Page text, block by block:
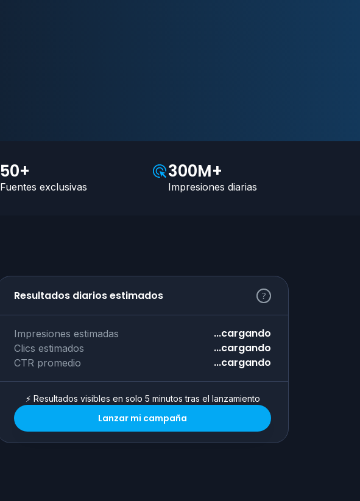
50+
Fuentes exclusivas
300M+
Impresiones diarias
Resultados diarios estimados
Impresiones estimadas ...cargando
Clics estimados ...cargando
CTR promedio ...cargando
⚡ Resultados visibles en solo 5 minutos tras el lanzamiento
Lanzar mi campaña